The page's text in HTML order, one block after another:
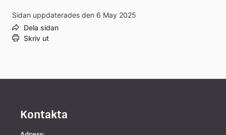
Sidan uppdaterades den 6 May 2025
Dela sidan
Skriv ut
Kontakta